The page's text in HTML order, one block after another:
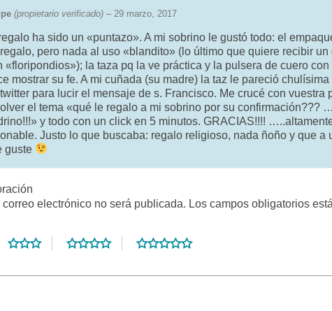
(propietario verificado) – 29 marzo, 2017
ha sido un «puntazo». A mi sobrino le gustó todo: el
pero nada al uso «blandito» (lo último que quiere recibir
«floripondios»); la taza pq la ve práctica y la pulsera de cuero
mostrar su fe. A mi cuñada (su madre) la taz le pareció
para lucir el mensaje de s. Francisco. Me crucé con vuestra
el tema «qué le regalo a mi sobrino por su confirmación???
y todo con un click en 5 minutos. GRACIAS!!!!
Justo lo que buscaba: regalo religioso, nada ñoño y que a
guste
electrónico no será publicada. Los campos obligatorios